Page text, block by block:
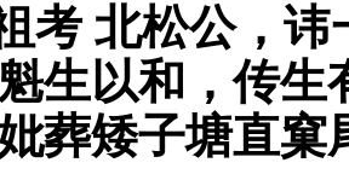
考 北松公，
生以和，传生
葬矮子塘直